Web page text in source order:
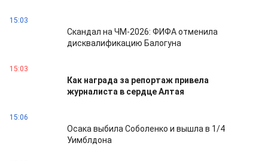
15:03
Скандал на ЧМ-2026: ФИФА отменила
дисквалификацию Балогуна
15:03
Как награда за репортаж привела
журналиста в сердце Алтая
15:06
Осака выбила Соболенко и вышла в 1/4
Уимблдона